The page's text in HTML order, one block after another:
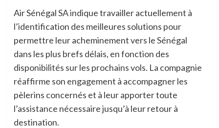
Air Sénégal SA indique travailler actuellement à
l’identification des meilleures solutions pour
permettre leur acheminement vers le Sénégal
dans les plus brefs délais, en fonction des
disponibilités sur les prochains vols. La compagnie
réaffirme son engagement à accompagner les
pèlerins concernés et à leur apporter toute
l’assistance nécessaire jusqu’à leur retour à
destination.